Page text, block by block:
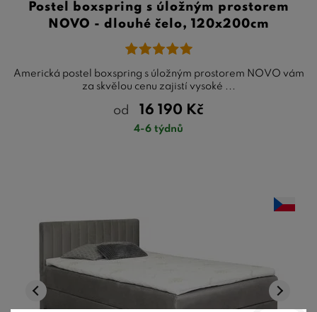
Postel boxspring s úložným prostorem
NOVO - dlouhé čelo, 120x200cm
Americká postel boxspring s úložným prostorem NOVO vám
za skvělou cenu zajistí vysoké ...
od 16 190 Kč
4-6 týdnů